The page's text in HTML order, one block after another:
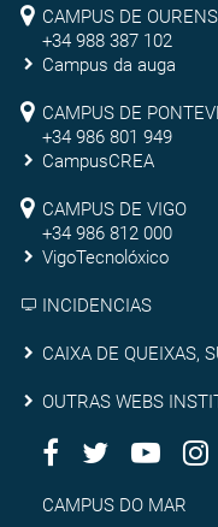
Campus
de
Ourense
CAMPUS DE
+34 988 387 102
Campus da auga
Campus
de
Pontevedra
CAMPUS DE
+34 986 801 949
CampusCREA
Campus
de
Vigo
CAMPUS DE VIGO
+34 986 812 000
VigoTecnolóxico
INCIDENCIAS
Caixa
de
queixas,
suxestións
CAIXA DE QUEIXAS,
Outras
webs
OUTRAS WEBS
Redes
Sociais
Facebook
Twitter
Campus
CAMPUS DO MAR